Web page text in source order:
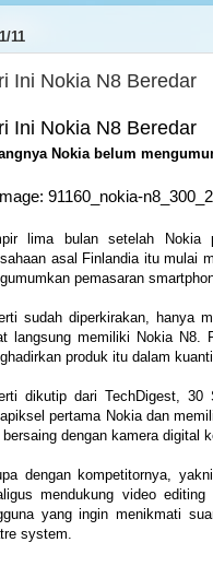
11
Ini Nokia N8 Beredar
Ini Nokia N8 Beredar
Nokia belum
lima bulan setelah Nokia
asal Finlandia itu mulai
pemasaran
sudah diperkirakan, hanya
langsung memiliki Nokia N8.
produk itu dalam
dikutip dari TechDigest, 30
pertama Nokia dan
bersaing dengan kamera digital
dengan kompetitornya,
mendukung video
yang ingin menikmati
system.
N4is3n | B3nz | Jahat | Up